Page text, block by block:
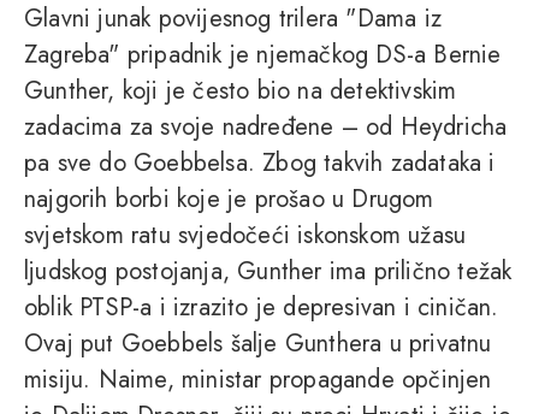
Glavni junak povijesnog trilera "Dama iz
Zagreba" pripadnik je njemačkog DS-a Bernie
Gunther, koji je često bio na detektivskim
zadacima za svoje nadređene – od Heydricha
pa sve do Goebbelsa. Zbog takvih zadataka i
najgorih borbi koje je prošao u Drugom
svjetskom ratu svjedočeći iskonskom užasu
ljudskog postojanja, Gunther ima prilično težak
oblik PTSP-a i izrazito je depresivan i ciničan.
Ovaj put Goebbels šalje Gunthera u privatnu
misiju. Naime, ministar propagande opčinjen